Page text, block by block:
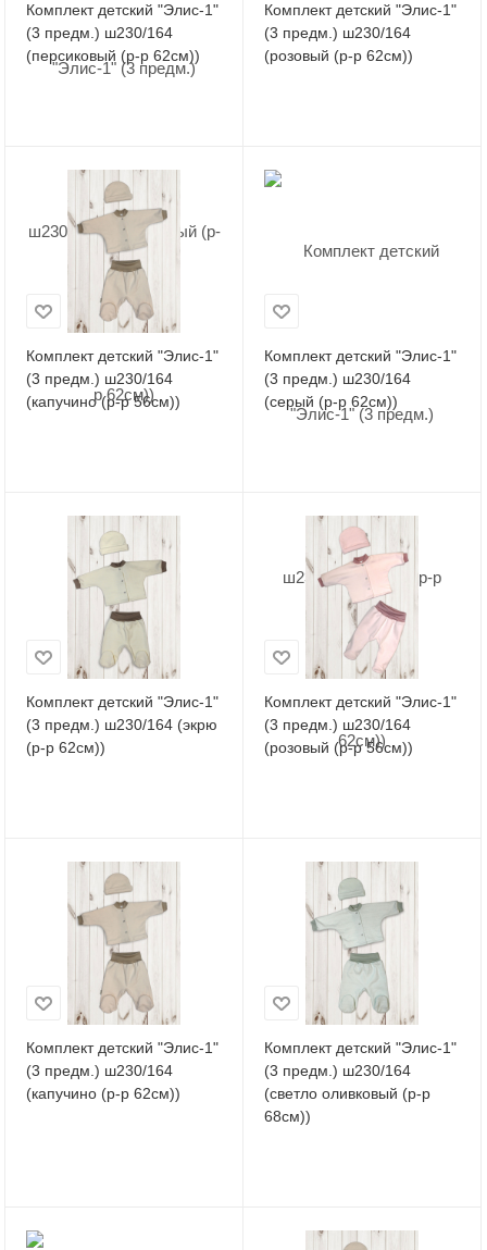
Комплект детский "Элис-1"
(3 предм.) ш230/164
(персиковый (р-р 62см))
Комплект детский "Элис-1"
(3 предм.) ш230/164
(розовый (р-р 62см))
Комплект детский "Элис-1"
(3 предм.) ш230/164
(капучино (р-р 56см))
Комплект детский "Элис-1"
(3 предм.) ш230/164
(серый (р-р 62см))
Комплект детский "Элис-1"
(3 предм.) ш230/164 (экрю
(р-р 62см))
Комплект детский "Элис-1"
(3 предм.) ш230/164
(розовый (р-р 56см))
Комплект детский "Элис-1"
(3 предм.) ш230/164
(капучино (р-р 62см))
Комплект детский "Элис-1"
(3 предм.) ш230/164
(светло оливковый (р-р
68см))